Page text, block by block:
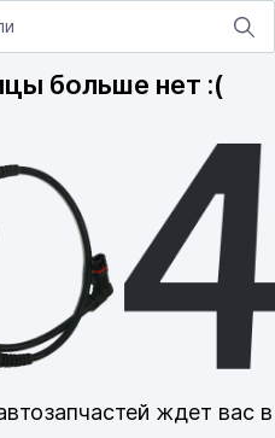
больше нет :(
ждет вас в